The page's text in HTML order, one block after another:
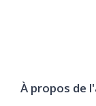
À propos de